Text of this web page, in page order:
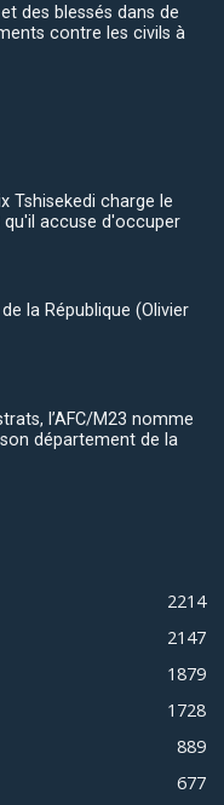
des blessés dans de
contre les civils à
Tshisekedi charge le
qu'il accuse d'occuper
la République (Olivier
l’AFC/M23 nomme
département de la
2214
2147
1879
1728
889
677